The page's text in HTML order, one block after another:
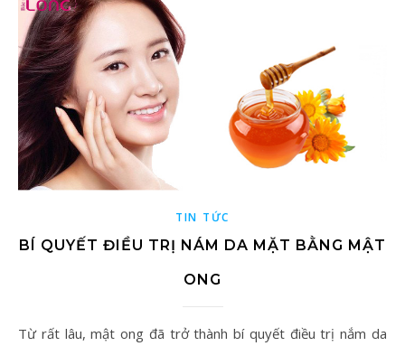
TIN TỨC
BÍ QUYẾT ĐIỀU TRỊ NÁM DA MẶT BẰNG MẬT
ONG
Từ rất lâu, mật ong đã trở thành bí quyết điều trị nắm da